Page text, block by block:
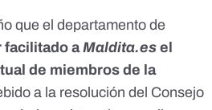
que el departamento de
facilitado aMaldita.es el
de miembros de la
a la resolución del Consejo